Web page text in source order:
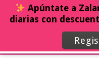
Apúntate a
diarias con